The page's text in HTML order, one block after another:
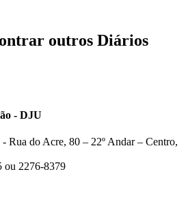
outros Diários
- DJU
Rua do Acre, 80 – 22º Andar – Centro,
ou 2276-8379